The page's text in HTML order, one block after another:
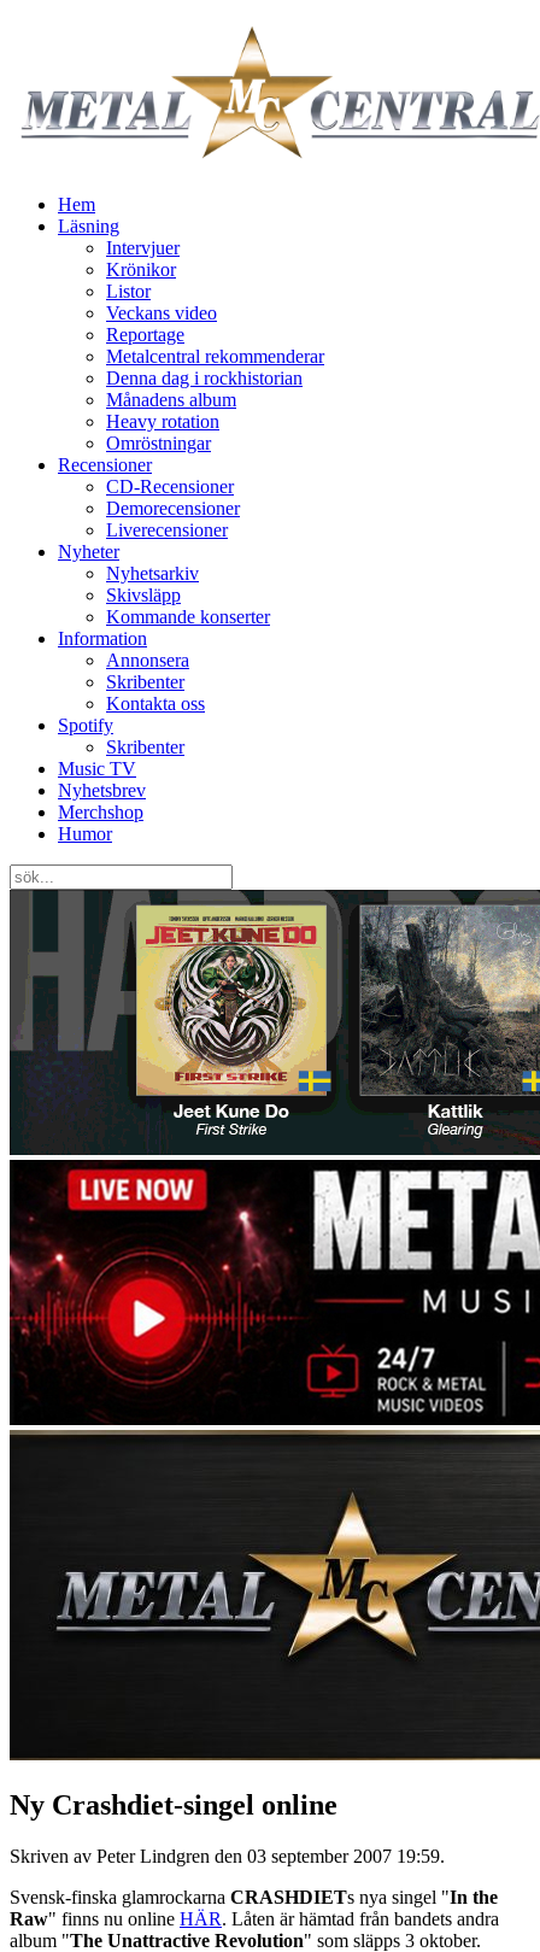
Hem
Läsning
Intervjuer
Krönikor
Listor
Veckans video
Reportage
Metalcentral rekommenderar
Denna dag i rockhistorian
Månadens album
Heavy rotation
Omröstningar
Recensioner
CD-Recensioner
Demorecensioner
Liverecensioner
Nyheter
Nyhetsarkiv
Skivsläpp
Kommande konserter
Information
Annonsera
Skribenter
Kontakta oss
Spotify
Skribenter
Music TV
Nyhetsbrev
Merchshop
Humor
Ny Crashdiet-singel online
Skriven av Peter Lindgren den 03 september 2007 19:59.
Svensk-finska glamrockarna CRASHDIETs nya singel "In the
Raw" finns nu online HÄR. Låten är hämtad från bandets andra
album "The Unattractive Revolution" som släpps 3 oktober.